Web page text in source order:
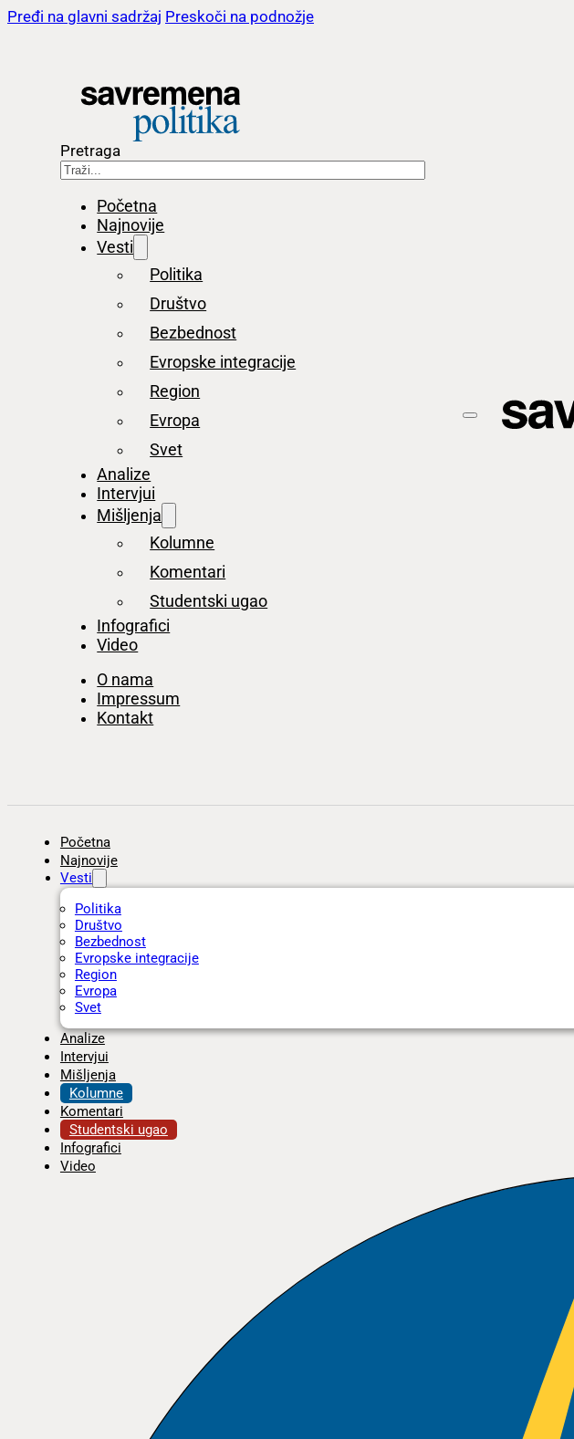
Pređi na glavni sadržaj Preskoči na podnožje
Pretraga
Početna
Najnovije
Vesti
Politika
Društvo
Bezbednost
Evropske integracije
Region
Evropa
Svet
Analize
Intervjui
Mišljenja
Kolumne
Komentari
Studentski ugao
Infografici
Video
O nama
Impressum
Kontakt
Početna
Najnovije
Vesti
Politika
Društvo
Bezbednost
Evropske integracije
Region
Evropa
Svet
Analize
Intervjui
Mišljenja
Kolumne
Komentari
Studentski ugao
Infografici
Video